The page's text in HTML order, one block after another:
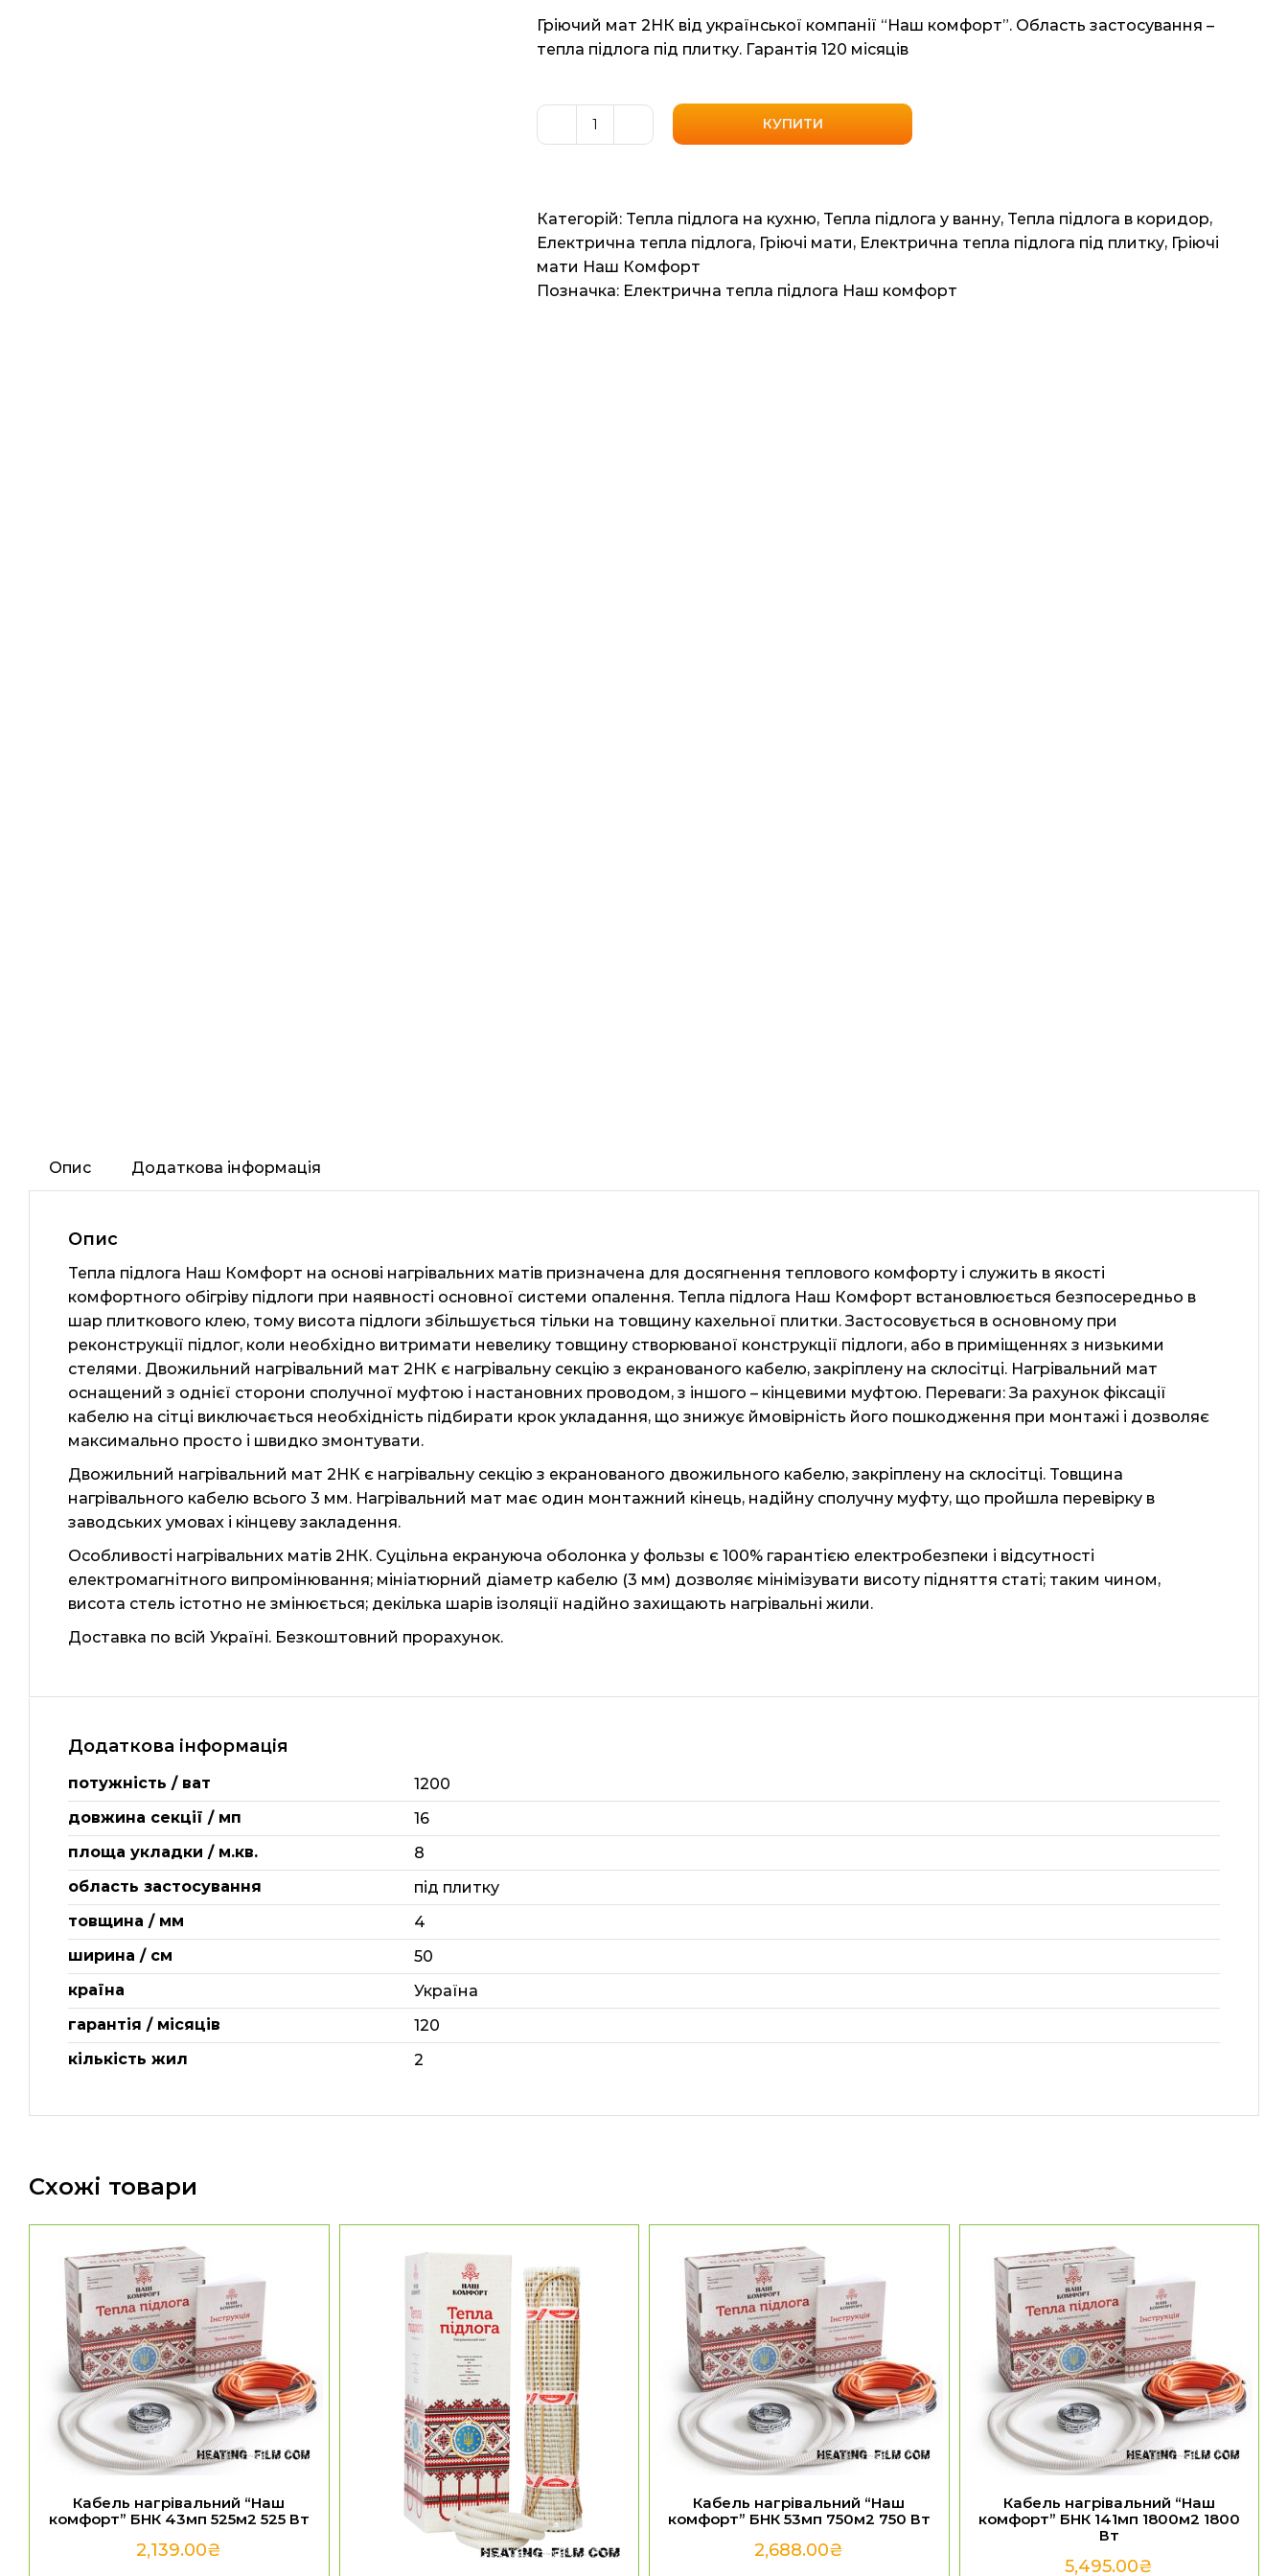
Гріючий мат 2НК від української компанії “Наш комфорт”. Область застосування –
тепла підлога під плитку. Гарантія 120 місяців
Нагрівальний
2НК
КУПИТИ
Категорій: Тепла підлога на кухню, Тепла підлога у ванну, Тепла підлога в коридор,
Електрична тепла підлога, Гріючі мати, Електрична тепла підлога під плитку, Гріючі
мати Наш Комфорт
Позначка: Електрична тепла підлога Наш комфорт
Опис Додаткова інформація
Опис
Тепла підлога Наш Комфорт на основі нагрівальних матів призначена для досягнення теплового комфорту і служить в якості
комфортного обігріву підлоги при наявності основної системи опалення. Тепла підлога Наш Комфорт встановлюється безпосередньо в
шар плиткового клею, тому висота підлоги збільшується тільки на товщину кахельної плитки. Застосовується в основному при
реконструкції підлог, коли необхідно витримати невелику товщину створюваної конструкції підлоги, або в приміщеннях з низькими
стелями. Двожильний нагрівальний мат 2НК є нагрівальну секцію з екранованого кабелю, закріплену на склосітці. Нагрівальний мат
оснащений з однієї сторони сполучної муфтою і настановних проводом, з іншого – кінцевими муфтою. Переваги: ​​За рахунок фіксації
кабелю на сітці виключається необхідність підбирати крок укладання, що знижує ймовірність його пошкодження при монтажі і дозволяє
максимально просто і швидко змонтувати.
Двожильний нагрівальний мат 2НК є нагрівальну секцію з екранованого двожильного кабелю, закріплену на склосітці. Товщина
нагрівального кабелю всього 3 мм. Нагрівальний мат має один монтажний кінець, надійну сполучну муфту, що пройшла перевірку в
заводських умовах і кінцеву закладення.
Особливості нагрівальних матів 2НК. Суцільна екрануюча оболонка у фользы є 100% гарантією електробезпеки і відсутності
електромагнітного випромінювання; мініатюрний діаметр кабелю (3 мм) дозволяє мінімізувати висоту підняття статі; таким чином,
висота стель істотно не змінюється; декілька шарів ізоляції надійно захищають нагрівальні жили.
Доставка по всій Україні. Безкоштовний прорахунок.
Додаткова інформація
потужність / ват
1200
довжина секції / мп
16
площа укладки / м.кв.
8
область застосування
під плитку
товщина / мм
4
ширина / см
50
країна
Україна
гарантія / місяців
120
кількість жил
2
Схожі товари
Кабель нагрівальний “Наш
комфорт” БНК 43мп 525м2 525 Вт
2,139.00₴
Кабель нагрівальний “Наш
комфорт” БНК 53мп 750м2 750 Вт
2,688.00₴
Кабель нагрівальний “Наш
комфорт” БНК 141мп 1800м2 1800
Вт
5,495.00₴